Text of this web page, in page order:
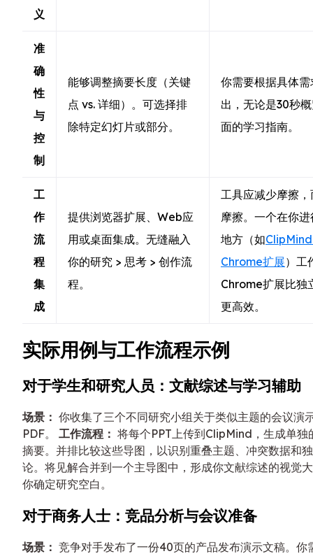
义
准
确
性
与
控
制
能够调整摘要长度（关键
点 vs. 详细）。可选择排
除特定幻灯片或部分。
你需要根据具体
出，无论是30秒
面的学习指南。
工
作
流
程
集
成
提供浏览器扩展、Web应
用或桌面集成。无缝融入
你的研究 > 思考 > 创作流
程。
工具应减少摩擦
摩擦。一个在你
地方（如
Chrome扩展）工
Chrome扩展比独
更高效。
实际用例与工作流程示例
对于学生和研究人员：文献综述与学习辅助
场景： 你收集了三个不同研究小组关于类似主题的会议演
PDF。 工作流程： 将每个PPT上传到ClipMind，生成单独
摘要。并排比较这些导图，以识别重叠主题、冲突数据和
论。将见解合并到一个主导图中，形成你文献综述的视觉
你确定研究空白。
对于商务人士：竞品分析与会议准备
场景： 竞争对手发布了一份40页的产品发布演示文稿。你